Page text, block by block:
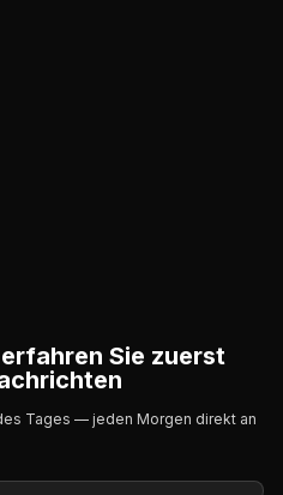
Sie zuerst
Tages — jeden Morgen direkt an